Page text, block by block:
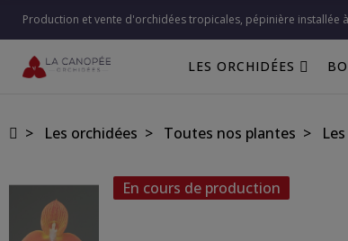
Production et vente d'orchidées tropicales, pépinière installée
LES ORCHIDÉES
Les orchidées Toutes nos plantes
En cours de production